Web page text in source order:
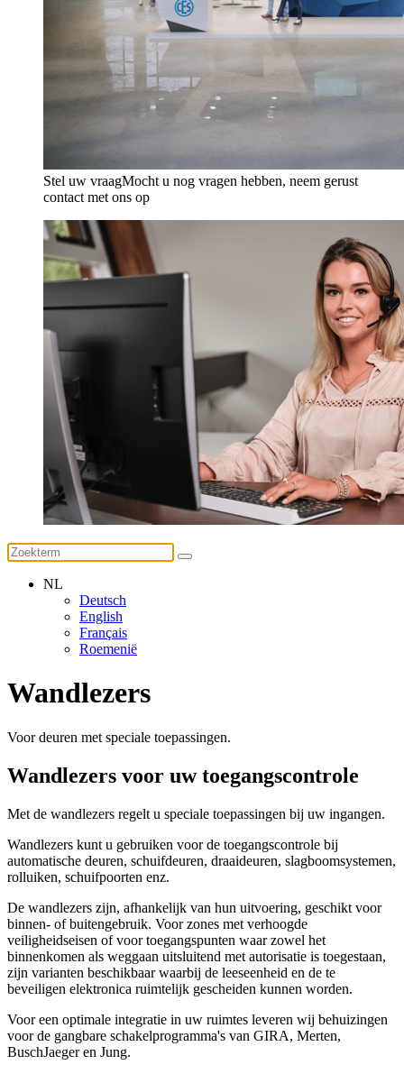
Stel uw vraagMocht u nog vragen hebben, neem gerust
contact met ons op
NL
Deutsch
English
Français
Roemenië
Wandlezers
Voor deuren met speciale toepassingen.
Wandlezers voor uw toegangscontrole
Met de wandlezers regelt u speciale toepassingen bij uw ingangen.
Wandlezers kunt u gebruiken voor de toegangscontrole bij
automatische deuren, schuifdeuren, draaideuren, slagboomsystemen,
rolluiken, schuifpoorten enz.
De wandlezers zijn, afhankelijk van hun uitvoering, geschikt voor
binnen- of buitengebruik. Voor zones met verhoogde
veiligheidseisen of voor toegangspunten waar zowel het
binnenkomen als weggaan uitsluitend met autorisatie is toegestaan,
zijn varianten beschikbaar waarbij de leeseenheid en de te
beveiligen elektronica ruimtelijk gescheiden kunnen worden.
Voor een optimale integratie in uw ruimtes leveren wij behuizingen
voor de gangbare schakelprogramma's van GIRA, Merten,
BuschJaeger en Jung.